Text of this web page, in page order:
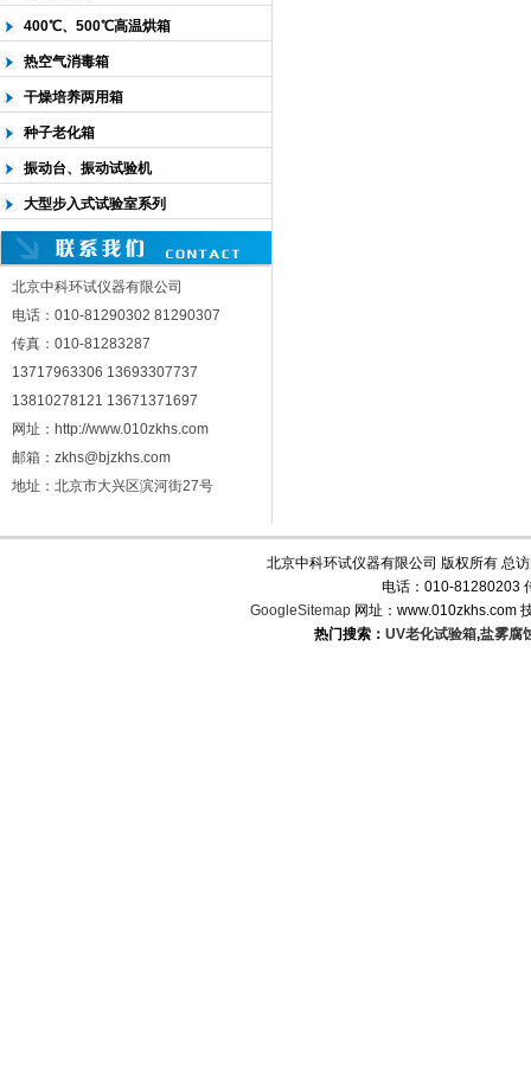
400℃、500℃高温烘箱
热空气消毒箱
干燥培养两用箱
种子老化箱
振动台、振动试验机
大型步入式试验室系列
北京中科环试仪器有限公司
电话：010-81290302 81290307
传真：010-81283287
13717963306 13693307737
13810278121 13671371697
网址：http://www.010zkhs.com
邮箱：zkhs@bjzkhs.com
地址：北京市大兴区滨河街27号
北京中科环试仪器有限公司 版权所有 总
电话：010-81280203
GoogleSitemap 网址：www.010zkhs.com
热门搜索： UV老化试验箱,盐雾腐